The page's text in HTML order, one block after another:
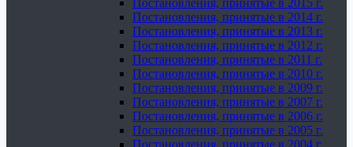
Постановления, принятые в 2015 г.
Постановления, принятые в 2014 г.
Постановления, принятые в 2013 г.
Постановления, принятые в 2012 г.
Постановления, принятые в 2011 г.
Постановления, принятые в 2010 г.
Постановления, принятые в 2009 г.
Постановления, принятые в 2007 г.
Постановления, принятые в 2006 г.
Постановления, принятые в 2005 г.
Постановления, принятые в 2004 г.